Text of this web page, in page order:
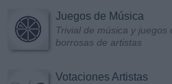
Juegos de Música
Trivial de música y
borrosas de artistas
Votaciones Artistas